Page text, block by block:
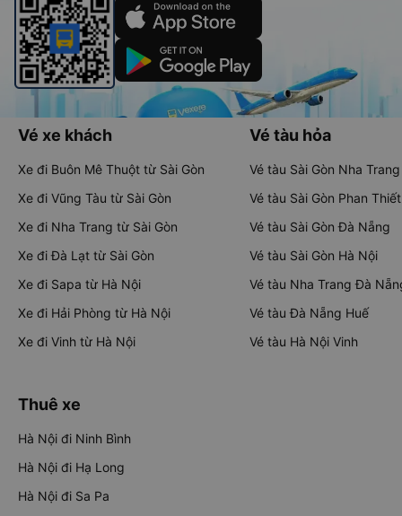
Vé xe khách
Xe đi Buôn Mê Thuột từ Sài Gòn
Xe đi Vũng Tàu từ Sài Gòn
Xe đi Nha Trang từ Sài Gòn
Xe đi Đà Lạt từ Sài Gòn
Xe đi Sapa từ Hà Nội
Xe đi Hải Phòng từ Hà Nội
Xe đi Vinh từ Hà Nội
Vé tàu hỏa
Vé tàu Sài Gòn Nha Trang
Vé tàu Sài Gòn Phan Thiết
Vé tàu Sài Gòn Đà Nẵng
Vé tàu Sài Gòn Hà Nội
Vé tàu Nha Trang Đà
Vé tàu Đà Nẵng Huế
Vé tàu Hà Nội Vinh
Thuê xe
Hà Nội đi Ninh Bình
Hà Nội đi Hạ Long
Hà Nội đi Sa Pa